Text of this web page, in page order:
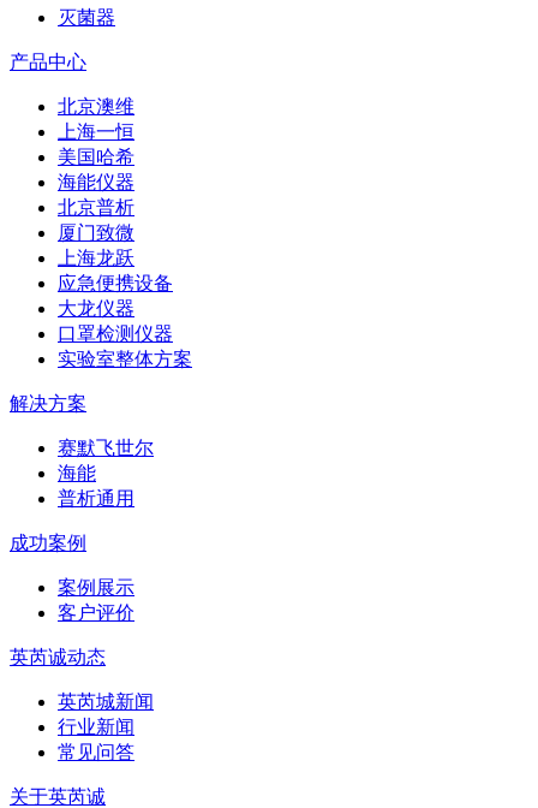
灭菌器
产品中心
北京澳维
上海一恒
美国哈希
海能仪器
北京普析
厦门致微
上海龙跃
应急便携设备
大龙仪器
口罩检测仪器
实验室整体方案
解决方案
赛默飞世尔
海能
普析通用
成功案例
案例展示
客户评价
英芮诚动态
英芮城新闻
行业新闻
常见问答
关于英芮诚